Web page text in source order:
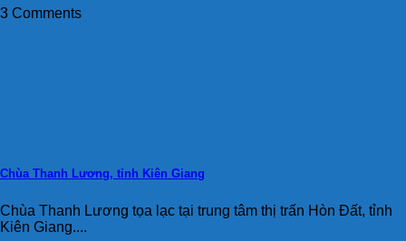
3 Comments
Chùa Thanh Lương, tỉnh Kiên Giang
Chùa Thanh Lương tọa lạc tại trung tâm thị trấn Hòn Đất, tỉnh
Kiên Giang....